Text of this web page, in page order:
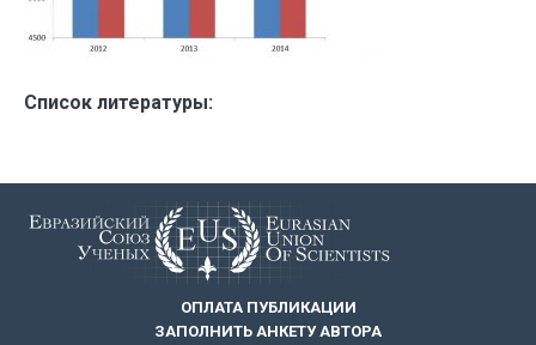
Список литературы:
ОПЛАТА ПУБЛИКАЦИИ
ЗАПОЛНИТЬ АНКЕТУ АВТОРА